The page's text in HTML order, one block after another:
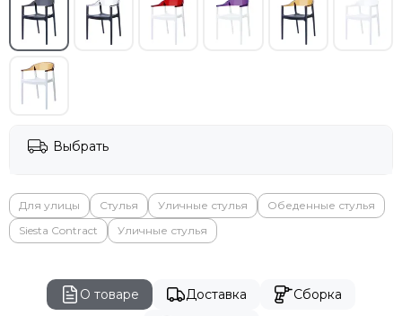
Выбрать
Для улицы Стулья Уличные стулья
Обеденные стулья
Siesta Contract
Уличные стулья
О товаре Доставка
Сборка